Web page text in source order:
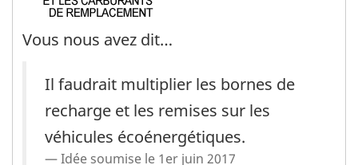
Vous nous avez dit…
Il faudrait multiplier les bornes de
recharge et les remises sur les
véhicules écoénergétiques.
Idée soumise le 1er juin 2017